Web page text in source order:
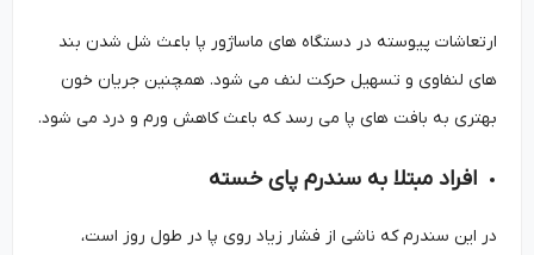
ارتعاشات پیوسته در دستگاه‌ های ماساژور پا باعث شل شدن بند
های لنفاوی و تسهیل حرکت لنف می شود. همچنین جریان خون
بهتری به بافت ‌های پا می ‌رسد که باعث کاهش ورم و درد می شود.
افراد مبتلا به سندرم پای خسته
در این سندرم که ناشی از فشار زیاد روی پا در طول روز است،